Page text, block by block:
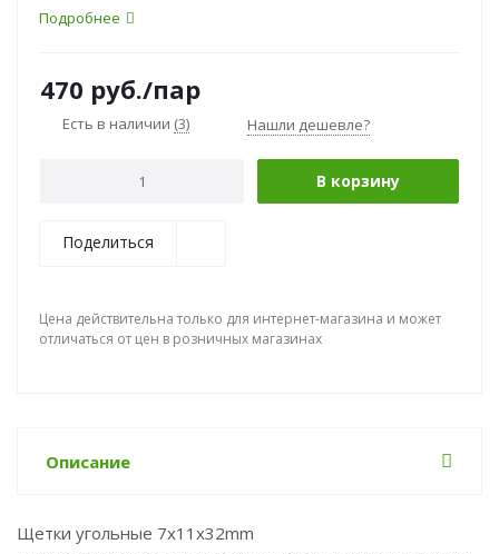
Подробнее
470 руб./пар
Есть в наличии (3) Нашли дешевле?
В корзину
Поделиться
Цена действительна только для интернет-магазина и может
отличаться от цен в розничных магазинах
Описание
Щетки угольные 7x11x32mm